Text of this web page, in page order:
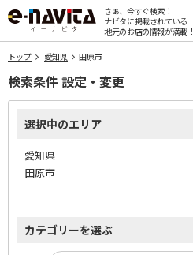
さぁ、今すぐ検索！
ナビタに掲載されている
地元のお店の情報が満載！
トップ 愛知県 田原市
検索条件 設定・変更
選択中のエリア
愛知県
田原市
カテゴリーを選ぶ